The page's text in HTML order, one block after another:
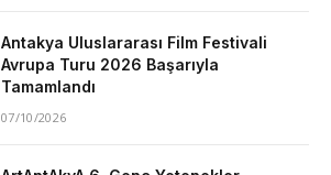
Antakya Uluslararası Film Festivali
Avrupa Turu 2026 Başarıyla
Tamamlandı
07/10/2026